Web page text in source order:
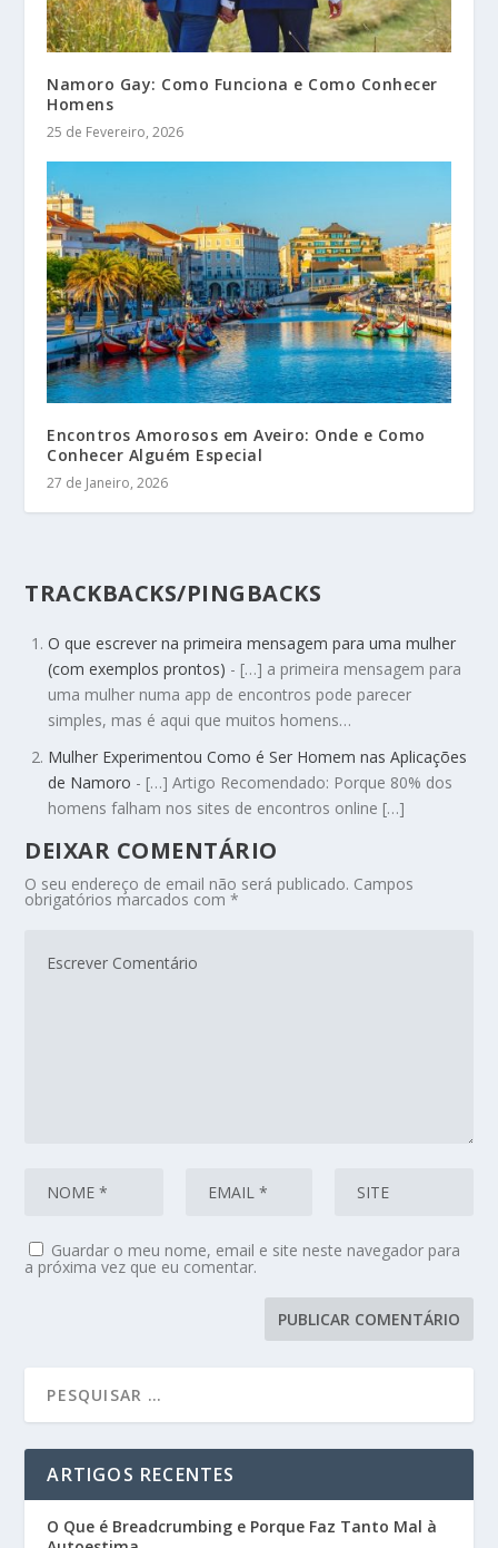
Namoro Gay: Como Funciona e Como Conhecer
Homens
25 de Fevereiro, 2026
Encontros Amorosos em Aveiro: Onde e Como
Conhecer Alguém Especial
27 de Janeiro, 2026
TRACKBACKS/PINGBACKS
O que escrever na primeira mensagem para uma mulher
(com exemplos prontos) - […] a primeira mensagem para
uma mulher numa app de encontros pode parecer
simples, mas é aqui que muitos homens…
Mulher Experimentou Como é Ser Homem nas Aplicações
de Namoro - […] Artigo Recomendado: Porque 80% dos
homens falham nos sites de encontros online […]
DEIXAR COMENTÁRIO
O seu endereço de email não será publicado. Campos
obrigatórios marcados com*
Guardar o meu nome, email e site neste navegador para
a próxima vez que eu comentar.
ARTIGOS RECENTES
O Que é Breadcrumbing e Porque Faz Tanto Mal à